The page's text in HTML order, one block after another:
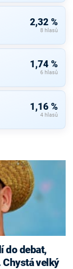
2,32 %
8 hlasů
1,74 %
6 hlasů
1,16 %
4 hlasů
do debat,
velký